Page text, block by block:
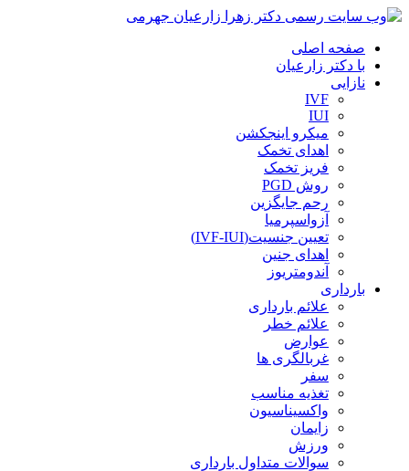
صفحه اصلی
با دکتر زارعیان
نازایی
IVF
IUI
میکرو اینجکشن
اهدای تخمک
فریز تخمک
روش PGD
رحم جایگزین
آزواسپرمیا
تعیین جنسیت(IVF-IUI)
اهدای جنین
آندومتریوز
بارداری
علائم بارداری
علائم خطر
عوارض
غربالگری ها
سفر
تغذیه مناسب
واکسیناسیون
زایمان
ورزش
سوالات متداول بارداری